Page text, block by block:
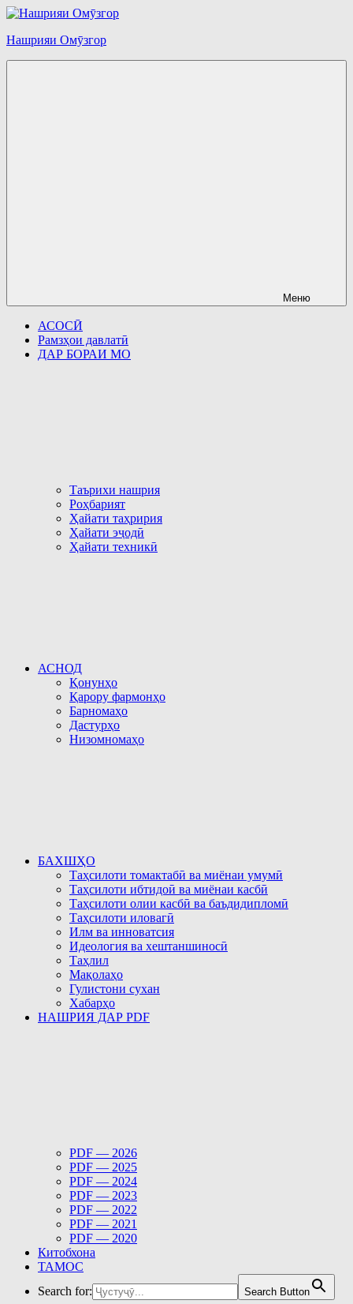
Перейти
содержимому
Нашрияи Омӯзгор
Меню
АСОСӢ
Рамзҳои давлатӣ
ДАР БОРАИ МО
Таърихи нашрия
Роҳбарият
Ҳайати таҳририя
Ҳайати эҷодӣ
Ҳайати техникӣ
АСНОД
Қонунҳо
Қарору фармонҳо
Барномаҳо
Дастурҳо
Низомномаҳо
БАХШҲО
Таҳсилоти томактабӣ ва миёнаи умумӣ
Таҳсилоти ибтидоӣ ва миёнаи касбӣ
Таҳсилоти олии касбӣ ва баъдидипломӣ
Таҳсилоти иловагӣ
Илм ва инноватсия
Идеология ва хештаншиносӣ
Таҳлил
Мақолаҳо
Гулистони сухан
Хабарҳо
НАШРИЯ ДАР PDF
PDF — 2026
PDF — 2025
PDF — 2024
PDF — 2023
PDF — 2022
PDF — 2021
PDF — 2020
Китобхона
ТАМОС
Search for:
Search Button